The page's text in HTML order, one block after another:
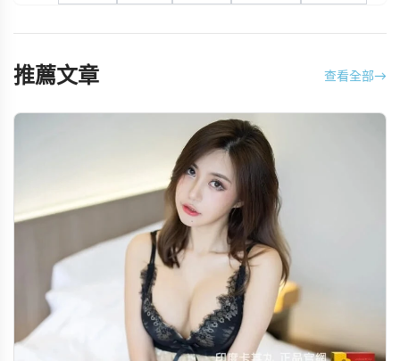
推薦文章 查看全部→